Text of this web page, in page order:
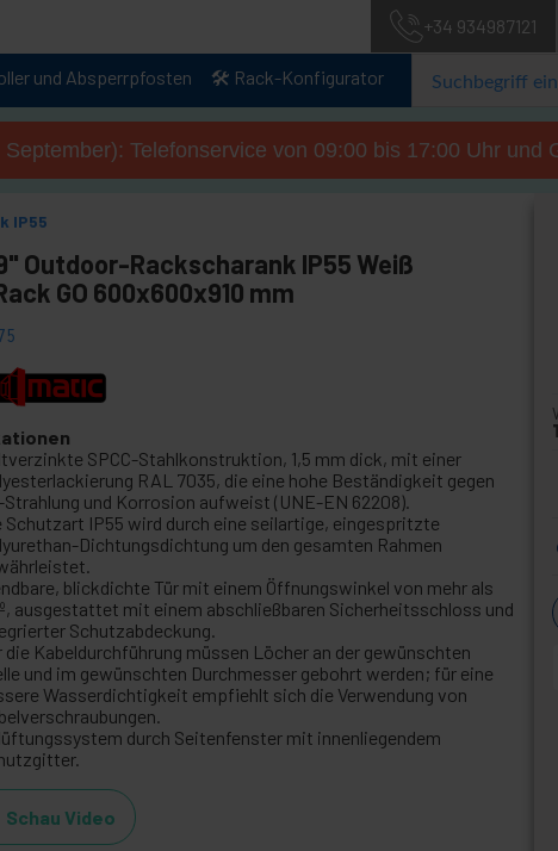
+34 934987121
und Absperrpfosten 🛠️ Rack-Konfigurator
Telefonservice von 09:00 bis 17:00 Uhr und
IP55
Outdoor-Rackscharank IP55 Weiß
GO 600x600x910 mm
SPCC-Stahlkonstruktion, 1,5 mm dick, mit einer
RAL 7035, die eine hohe Beständigkeit gegen
Strahlung und Korrosion aufweist (UNE-EN 62208).
Schutzart IP55 wird durch eine seilartige, eingespritzte
Dichtungsdichtung um den gesamten Rahmen
blickdichte Tür mit einem Öffnungswinkel von mehr als
ausgestattet mit einem abschließbaren Sicherheitsschloss und
Schutzabdeckung.
die Kabeldurchführung müssen Löcher an der gewünschten
und im gewünschten Durchmesser gebohrt werden; für eine
Wasserdichtigkeit empfiehlt sich die Verwendung von
durch Seitenfenster mit innenliegendem
Schau Video